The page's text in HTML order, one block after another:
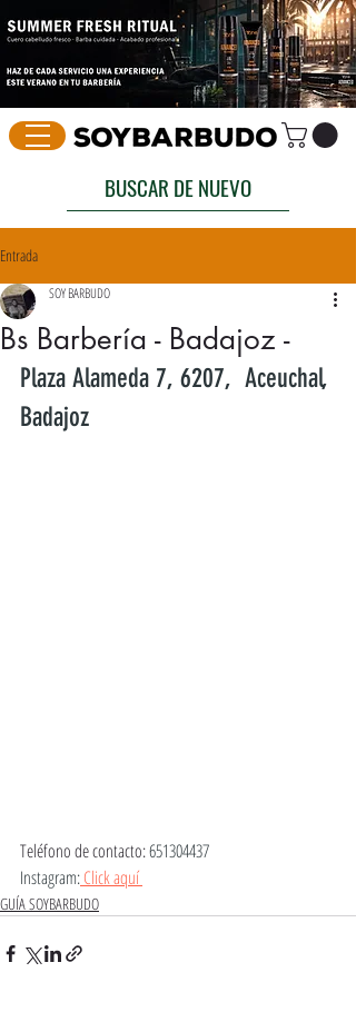
BUSCAR DE NUEVO
Entrada
Bs Barbería - Badajoz -
SOY BARBUDO
Plaza Alameda 7, 6207,  Aceuchal,
Badajoz
Teléfono de contacto: 651304437
Instagram: Click aquí
GUÍA SOYBARBUDO